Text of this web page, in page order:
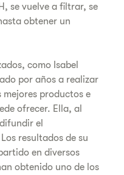
se vuelve a filtrar, se
obtener un
como Isabel
por años a realizar
productos e
ofrecer. Ella, al
el
resultados de su
en diversos
obtenido uno de los